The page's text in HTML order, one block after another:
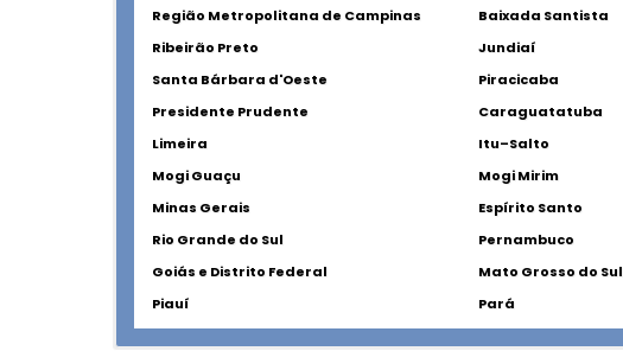
Região Metropolitana de Campinas
Baixada Santista
Ribeirão Preto
Jundiaí
Santa Bárbara d'Oeste
Piracicaba
Presidente Prudente
Caraguatatuba
Limeira
Itu–Salto
Mogi Guaçu
Mogi Mirim
Minas Gerais
Espírito Santo
Rio Grande do Sul
Pernambuco
Goiás e Distrito Federal
Mato Grosso do Sul
Piauí
Pará